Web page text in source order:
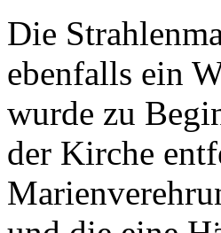
Die
ebenfalls ein
wurde zu
der Kirche